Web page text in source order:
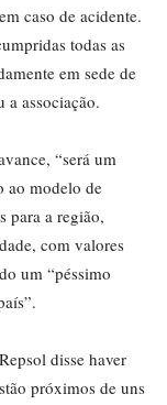
caso de acidente.
todas as
em sede de
a associação.
“será um
ao modelo de
para a região,
com valores
um “péssimo
disse haver
próximos de uns